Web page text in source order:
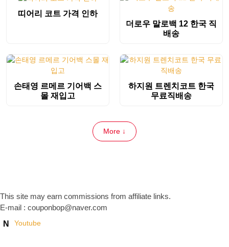
띠어리 코트 가격 인하
더로우 말로백 12 한국 직
배송
손태영 르메르 기어백 스
몰 재입고
하지원 트렌치코트 한국
무료직배송
More ↓
This site may earn commissions from affiliate links.
E-mail : couponbop@naver.com
N
Youtube